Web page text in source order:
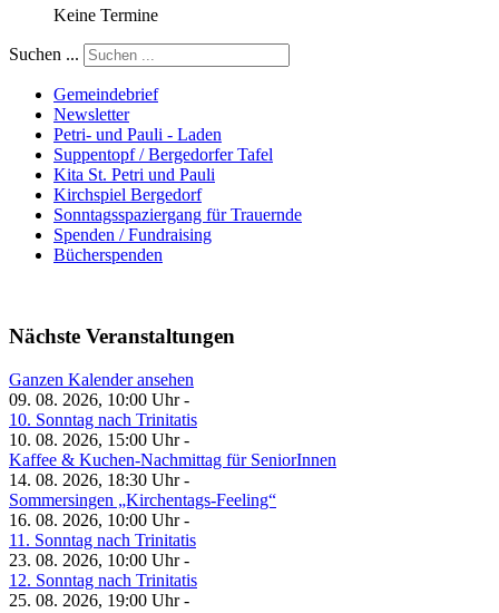
Keine Termine
Suchen ...
Gemeindebrief
Newsletter
Petri- und Pauli - Laden
Suppentopf / Bergedorfer Tafel
Kita St. Petri und Pauli
Kirchspiel Bergedorf
Sonntagsspaziergang für Trauernde
Spenden / Fundraising
Bücherspenden
Nächste Veranstaltungen
Ganzen Kalender ansehen
09. 08. 2026, 10:00 Uhr -
10. Sonntag nach Trinitatis
10. 08. 2026, 15:00 Uhr -
Kaffee & Kuchen-Nachmittag für SeniorInnen
14. 08. 2026, 18:30 Uhr -
Sommersingen „Kirchentags-Feeling“
16. 08. 2026, 10:00 Uhr -
11. Sonntag nach Trinitatis
23. 08. 2026, 10:00 Uhr -
12. Sonntag nach Trinitatis
25. 08. 2026, 19:00 Uhr -